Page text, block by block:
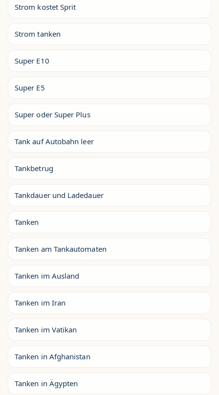
Strom kostet Sprit
Strom tanken
Super E10
Super E5
Super oder Super Plus
Tank auf Autobahn leer
Tankbetrug
Tankdauer und Ladedauer
Tanken
Tanken am Tankautomaten
Tanken im Ausland
Tanken im Iran
Tanken im Vatikan
Tanken in Afghanistan
Tanken in Ägypten